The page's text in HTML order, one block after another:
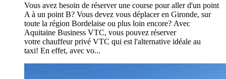
Vous avez besoin de réserver une course pour aller d'un point
A à un point B? Vous devez vous déplacer en Gironde, sur
toute la région Bordelaise ou plus loin encore? Avec
Aquitaine Business VTC, vous pouvez réserver
votre chauffeur privé VTC qui est l'alternative idéale au
taxi! En effet, avec vo...